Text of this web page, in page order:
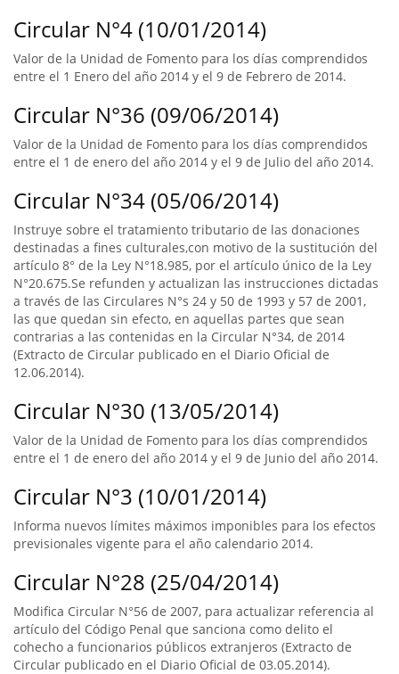
Circular N°4 (10/01/2014)
Valor de la Unidad de Fomento para los días comprendidos
entre el 1 Enero del año 2014 y el 9 de Febrero de 2014.
Circular N°36 (09/06/2014)
Valor de la Unidad de Fomento para los días comprendidos
entre el 1 de enero del año 2014 y el 9 de Julio del año 2014.
Circular N°34 (05/06/2014)
Instruye sobre el tratamiento tributario de las donaciones
destinadas a fines culturales,con motivo de la sustitución del
artículo 8° de la Ley N°18.985, por el artículo único de la Ley
N°20.675.Se refunden y actualizan las instrucciones dictadas
a través de las Circulares N°s 24 y 50 de 1993 y 57 de 2001,
las que quedan sin efecto, en aquellas partes que sean
contrarias a las contenidas en la Circular N°34, de 2014
(Extracto de Circular publicado en el Diario Oficial de
12.06.2014).
Circular N°30 (13/05/2014)
Valor de la Unidad de Fomento para los días comprendidos
entre el 1 de enero del año 2014 y el 9 de Junio del año 2014.
Circular N°3 (10/01/2014)
Informa nuevos límites máximos imponibles para los efectos
previsionales vigente para el año calendario 2014.
Circular N°28 (25/04/2014)
Modifica Circular N°56 de 2007, para actualizar referencia al
artículo del Código Penal que sanciona como delito el
cohecho a funcionarios públicos extranjeros (Extracto de
Circular publicado en el Diario Oficial de 03.05.2014).